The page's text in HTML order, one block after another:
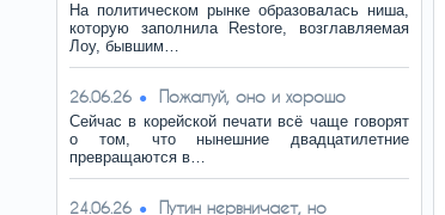
На политическом рынке образовалась ниша,
которую заполнила Restore, возглавляемая
Лоу, бывшим…
26.06.26 Пожалуй, оно и хорошо
Сейчас в корейской печати всё чаще говорят
о том, что нынешние двадцатилетние
превращаются в…
24.06.26
Путин нервничает, но